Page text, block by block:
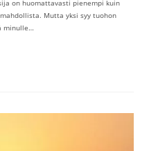
on huomattavasti pienempi kuin
Mutta yksi syy tuohon
minulle…